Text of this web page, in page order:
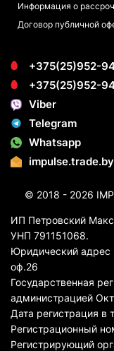
Информация о
Договор публичной
+375(25)952-
+375(25)952-
Viber
Telegram
Whatsapp
© 2018 - 2026
ИП Петровский
УНП 791151068.
Юридический адрес
оф.26
Государственная
администрацией
Дата регистрация в
Регистрационный
Регистрирующий